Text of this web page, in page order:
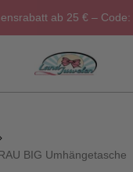
ab 25 € –
BIG Umhängetasche